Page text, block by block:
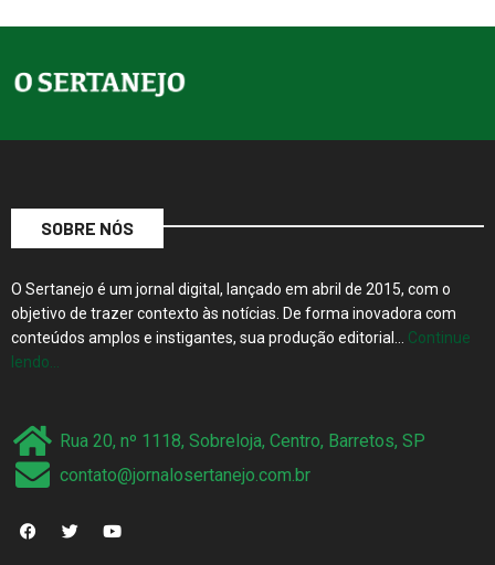
SOBRE NÓS
O Sertanejo é um jornal digital, lançado em abril de 2015, com o
objetivo de trazer contexto às notícias. De forma inovadora com
conteúdos amplos e instigantes, sua produção editorial… Continue
lendo…
Rua 20, nº 1118, Sobreloja, Centro, Barretos, SP
contato@jornalosertanejo.com.br